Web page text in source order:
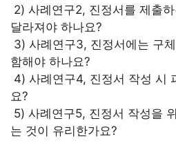
2) 사례연구2, 진정서를 제출
달라져야 하나요?
3) 사례연구3, 진정서에는 구
함해야 하나요?
4) 사례연구4, 진정서 작성 시
요?
5) 사례연구5, 진정서 작성을
는 것이 유리한가요?